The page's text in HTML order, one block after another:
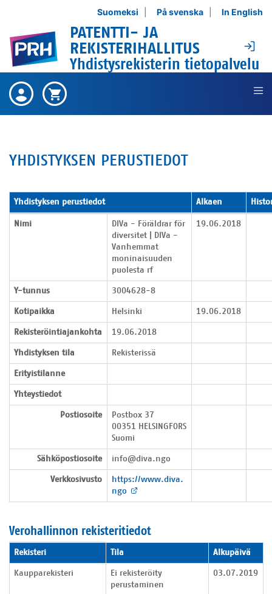
Suomeksi På svenska In English
PATENTTI- JA
REKISTERIHALLITUS
Yhdistysrekisterin tietopalvelu
Ei ostettuja tuotteita ,
Ostetut
tuotteet
Ostoskori on tyhjä ,
Ostoskori
YHDISTYKSEN PERUSTIEDOT
Yhdistyksen perustiedot
Yhdistyksen perustiedot Alkaen
Nimi
DIVa - Föräldrar för
diversitet | DIVa -
Vanhemmat
moninaisuuden
puolesta rf
19.06.2018
Y-tunnus 3004628-8
Kotipaikka Helsinki 19.06.2018
Rekisteröintiajankohta 19.06.2018
Yhdistyksen tila Rekisterissä
Erityistilanne
Yhteystiedot
Postiosoite
Postbox 37
00351 HELSINGFORS
Suomi
Sähköpostiosoite info@diva.ngo
Verkkosivusto
https://www.diva.
ngo
Verohallinnon rekisteritiedot
Verohallinnon rekisteritiedot
Rekisteri Tila Alkupäivä
Kaupparekisteri
Ei rekisteröity
perustaminen
03.07.2019